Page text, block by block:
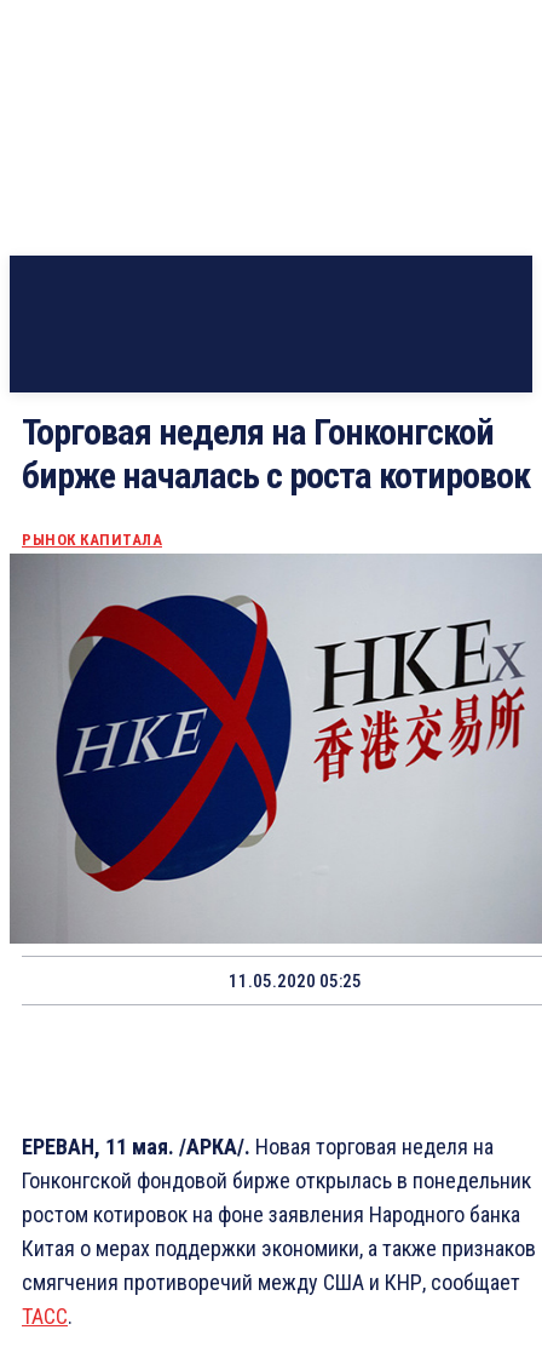
Торговая неделя на Гонконгской
бирже началась с роста котировок
РЫНОК КАПИТАЛА
11.05.2020 05:25
ЕРЕВАН, 11 мая. /АРКА/. Новая торговая неделя на
Гонконгской фондовой бирже открылась в понедельник
ростом котировок на фоне заявления Народного банка
Китая о мерах поддержки экономики, а также признаков
смягчения противоречий между США и КНР, сообщает
ТАСС.